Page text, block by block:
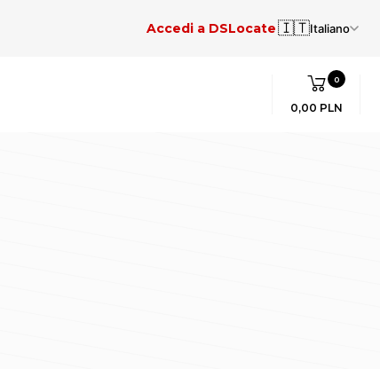
Accedi a DSLocate🇮🇹Italiano
0
0,00 PLN